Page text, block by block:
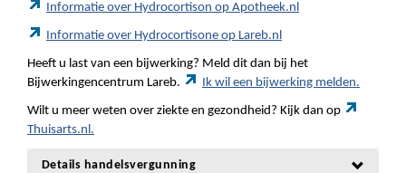
Informatie over Hydrocortison op Apotheek.nl
Informatie over Hydrocortisone op Lareb.nl
Heeft u last van een bijwerking? Meld dit dan bij het
Bijwerkingencentrum Lareb.
Ik wil een bijwerking melden.
Wilt u meer weten over ziekte en gezondheid? Kijk dan op
Thuisarts.nl.
Details handelsvergunning